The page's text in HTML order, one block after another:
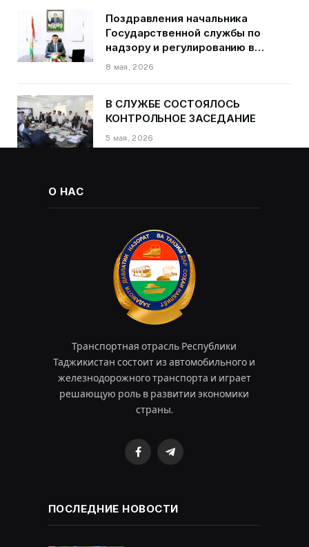
Поздравления начальника
Государственной службы по
надзору и регулированию в
области транспорта Курбонзода
8 мая, 2026
В СЛУЖБЕ СОСТОЯЛОСЬ
КОНТРОЛЬНОЕ ЗАСЕДАНИЕ
5 мая, 2026
О НАС
Транспортная отрасль Республики
Таджикистан состоит из автомобильного и
железнодорожного транспорта и играет
решающую роль в развитии экономики
страны.
FacebookTelegram
ПОСЛЕДНИЕ НОВОСТИ